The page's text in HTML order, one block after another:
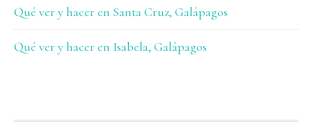
Qué ver y hacer en Santa Cruz, Galápagos
Qué ver y hacer en Isabela, Galápagos